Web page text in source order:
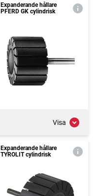
Expanderande hållare
PFERD GK cylindrisk
Visa
Expanderande hållare
TYROLIT cylindrisk